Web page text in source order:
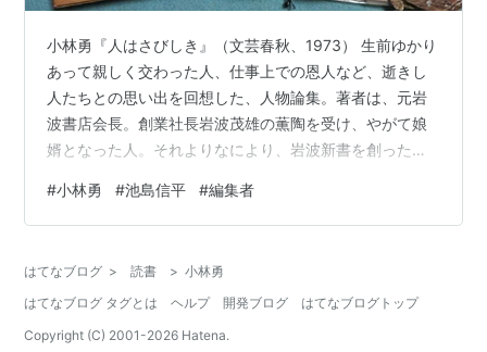
小林勇『人はさびしき』（文芸春秋、1973） 生前ゆかり
あって親しく交わった人、仕事上での恩人など、逝きし
人たちとの思い出を回想した、人物論集。著者は、元岩
波書店会長。創業社長岩波茂雄の薫陶を受け、やがて娘
婿となった人。それよりなにより、岩波新書を創った
り、随筆家でもあった。 岩波書店にあって、仕事で担当
した縁から公私にわたって親しくした人らが並ぶとなる
茂吉、内山完造と魯迅、三木清、志賀直哉ほか。が、そ
うした傑物著者たちの件については、今は措く。 気楽な
読物雑誌の企画で、生前の池島信平と対談（放…
#小林勇 #池島信平 #編集者
はてなブログ > 読書 > 小林勇
はてなブログ タグとは
ヘルプ 開発ブログ
はてなブログトップ
Copyright (C) 2001-2026 Hatena.